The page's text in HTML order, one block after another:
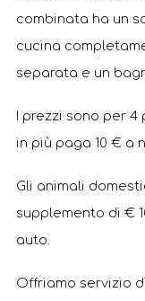
combinata ha un
cucina
separata e un
I prezzi sono per
in più paga 10 € a
Gli animali
supplemento di €
auto.
Offriamo servizio